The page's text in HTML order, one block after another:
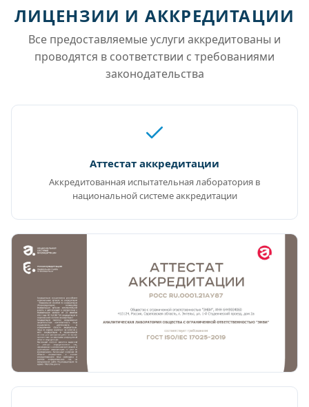
ЛИЦЕНЗИИ И АККРЕДИТАЦИИ
Все предоставляемые услуги аккредитованы и
проводятся в соответствии с требованиями
законодательства
Аттестат аккредитации
Аккредитованная испытательная лаборатория в
национальной системе аккредитации